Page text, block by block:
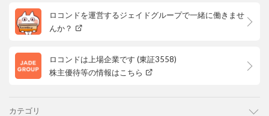
ロコンドを運営するジェイドグループで一緒に働きませ
んか？
ロコンドは上場企業です (東証3558)
株主優待等の情報はこちら
カテゴリ